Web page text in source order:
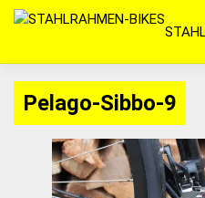
Zum
springen
Pelago-Sibbo-9